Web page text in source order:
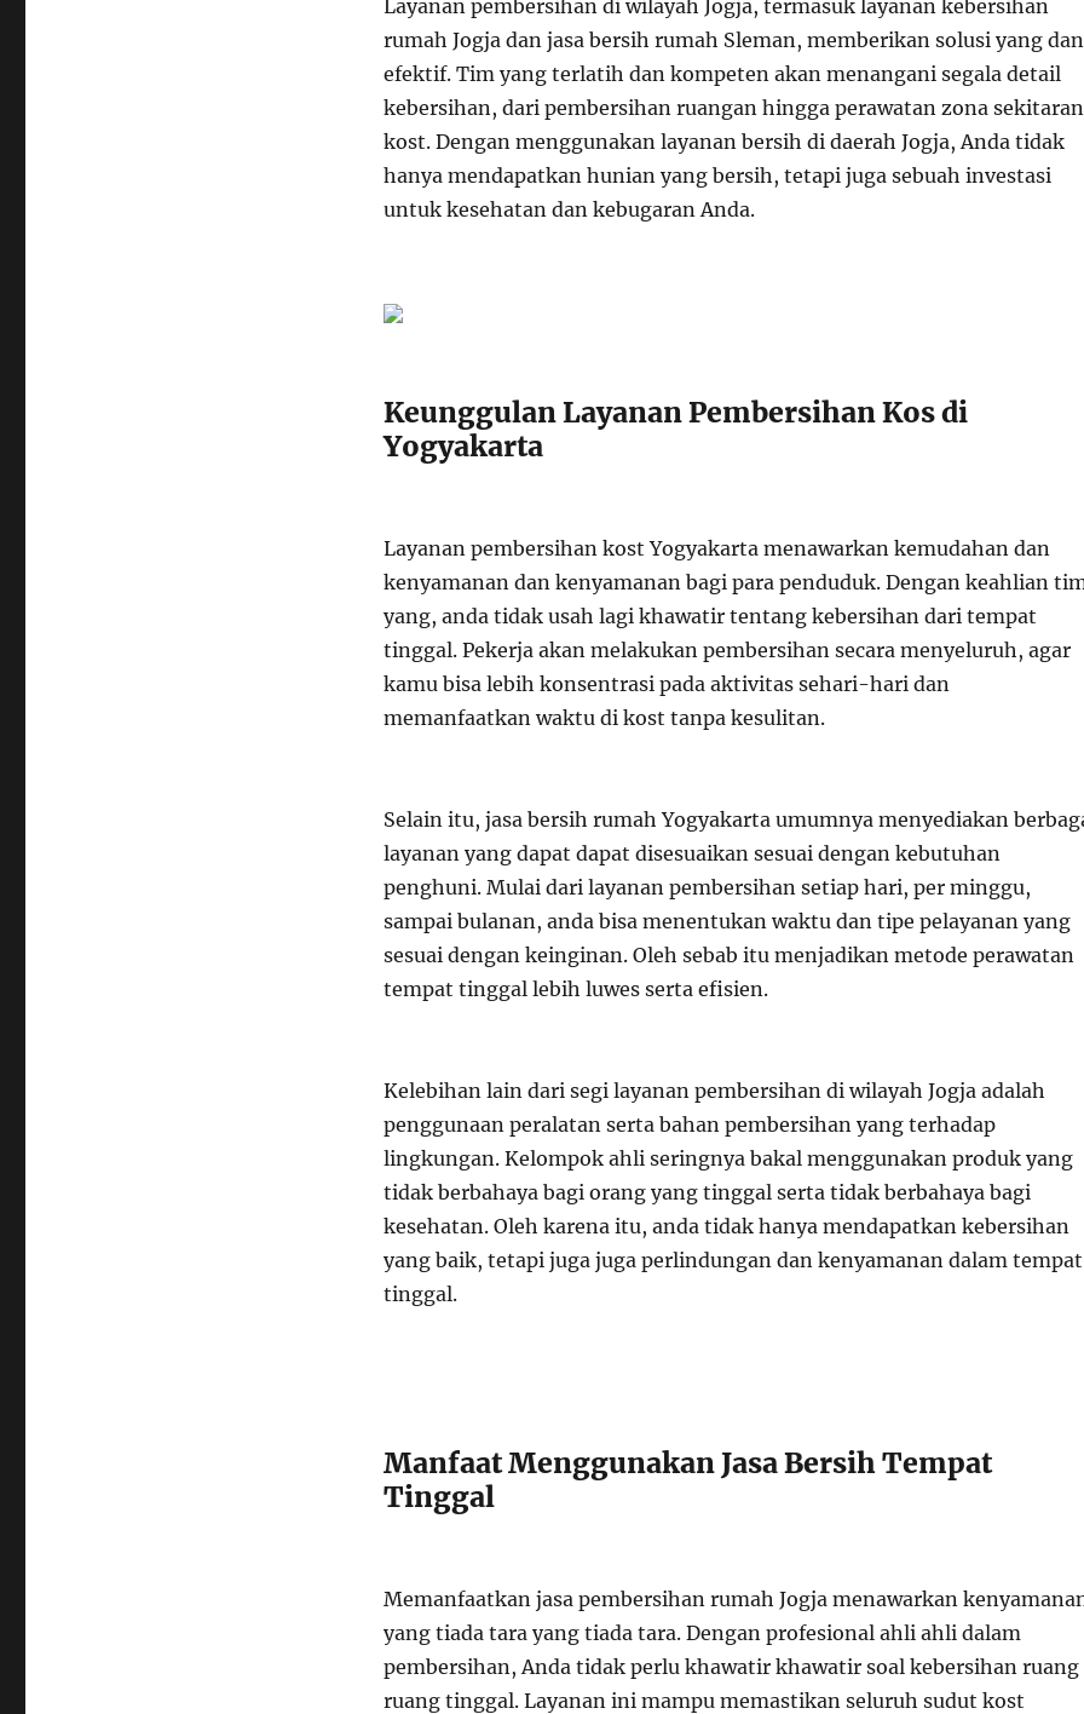
Layanan pembersihan di wilayah Jogja, termasuk layanan kebersihan
rumah Jogja dan jasa bersih rumah Sleman, memberikan solusi yang dan
efektif. Tim yang terlatih dan kompeten akan menangani segala detail
kebersihan, dari pembersihan ruangan hingga perawatan zona sekitaran
kost. Dengan menggunakan layanan bersih di daerah Jogja, Anda tidak
hanya mendapatkan hunian yang bersih, tetapi juga sebuah investasi
untuk kesehatan dan kebugaran Anda.
Keunggulan Layanan Pembersihan Kos di
Yogyakarta
Layanan pembersihan kost Yogyakarta menawarkan kemudahan dan
kenyamanan dan kenyamanan bagi para penduduk. Dengan keahlian
yang, anda tidak usah lagi khawatir tentang kebersihan dari tempat
tinggal. Pekerja akan melakukan pembersihan secara menyeluruh, agar
kamu bisa lebih konsentrasi pada aktivitas sehari-hari dan
memanfaatkan waktu di kost tanpa kesulitan.
Selain itu, jasa bersih rumah Yogyakarta umumnya menyediakan
layanan yang dapat dapat disesuaikan sesuai dengan kebutuhan
penghuni. Mulai dari layanan pembersihan setiap hari, per minggu,
sampai bulanan, anda bisa menentukan waktu dan tipe pelayanan yang
sesuai dengan keinginan. Oleh sebab itu menjadikan metode perawatan
tempat tinggal lebih luwes serta efisien.
Kelebihan lain dari segi layanan pembersihan di wilayah Jogja adalah
penggunaan peralatan serta bahan pembersihan yang terhadap
lingkungan. Kelompok ahli seringnya bakal menggunakan produk yang
tidak berbahaya bagi orang yang tinggal serta tidak berbahaya bagi
kesehatan. Oleh karena itu, anda tidak hanya mendapatkan kebersihan
yang baik, tetapi juga juga perlindungan dan kenyamanan dalam tempat
tinggal.
Manfaat Menggunakan Jasa Bersih Tempat
Tinggal
Memanfaatkan jasa pembersihan rumah Jogja menawarkan
yang tiada tara yang tiada tara. Dengan profesional ahli ahli dalam
pembersihan, Anda tidak perlu khawatir khawatir soal kebersihan ruang
ruang tinggal. Layanan ini mampu memastikan seluruh sudut kost